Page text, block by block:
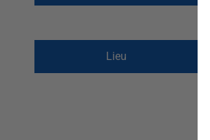
Lieu